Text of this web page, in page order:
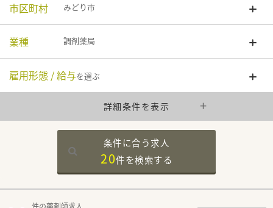
市区町村 みどり市
業種 調剤薬局
雇用形態 / 給与を選ぶ
詳細条件を表示
条件に合う求人
20件を検索する